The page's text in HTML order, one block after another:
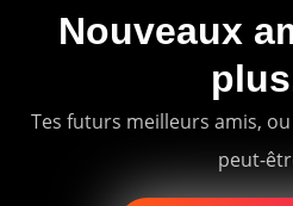
Nouveaux
Tes futurs meilleurs amis,
peut-